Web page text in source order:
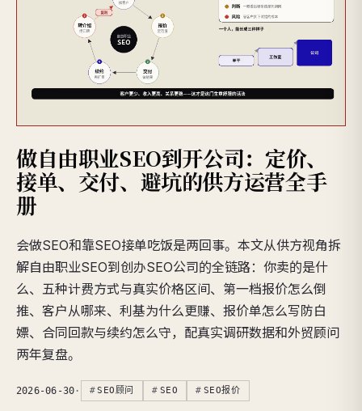
做自由职业SEO到开公司：定价、
接单、交付、避坑的供方运营全手
册
会做SEO和靠SEO接单吃饭是两回事。本文从供方视角拆
解自由职业SEO到创办SEO公司的全链路：你卖的是什
么、五种计费方式与真实价格区间、第一档报价怎么倒
推、客户从哪来、利基为什么更赚、报价单怎么写防白
嫖、合同回款与续约怎么守，配真实调研数据和外贸顾问
两年复盘。
2026-06-30 · SEO顾问 SEO SEO报价